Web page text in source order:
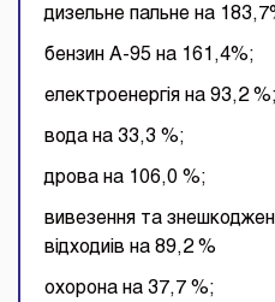
дизельне пальне на
бензин А-95 на 161,4%;
електроенергія на 93,2 %;
вода на 33,3 %;
дрова на 106,0 %;
вивезення та
відходиів на 89,2 %
охорона на 37,7 %;